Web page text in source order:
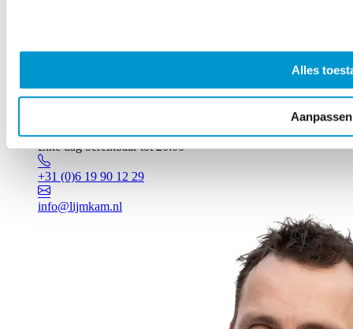
Alles
Aanpassen
Elke dag bereikbaar tot 20:00
+31 (0)6 19 90 12 29
info@lijmkam.nl